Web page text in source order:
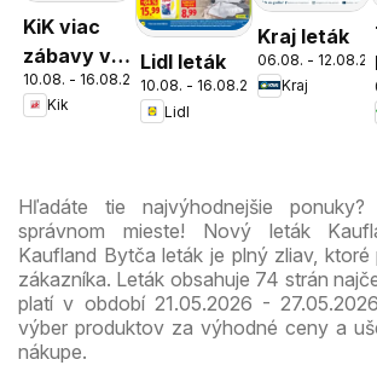
KiK viac
zábavy v
škole
10.08. - 16.08.2026
Kik
Lidl leták
10.08. - 16.08.2026
Lidl
Kraj leták
06.08. -
Kraj
Hľadáte tie najvýhodnejšie
správnom mieste! Nový leták
Kaufland Bytča leták je plný zliav, ktoré
zákazníka. Leták obsahuje 74 strán
platí v období 21.05.2026 -
výber produktov za výhodné ceny a
nákupe.